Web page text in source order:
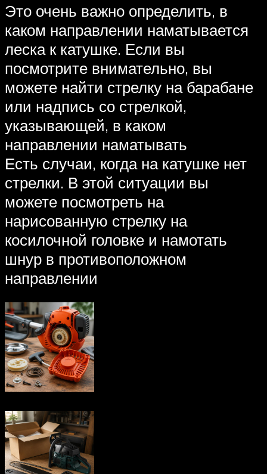
Это очень важно определить, в
каком направлении наматывается
леска к катушке. Если вы
посмотрите внимательно, вы
можете найти стрелку на барабане
или надпись со стрелкой,
указывающей, в каком
направлении наматывать
Есть случаи, когда на катушке нет
стрелки. В этой ситуации вы
можете посмотреть на
нарисованную стрелку на
косилочной головке и намотать
шнур в противоположном
направлении